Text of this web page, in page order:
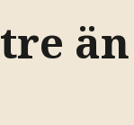
än